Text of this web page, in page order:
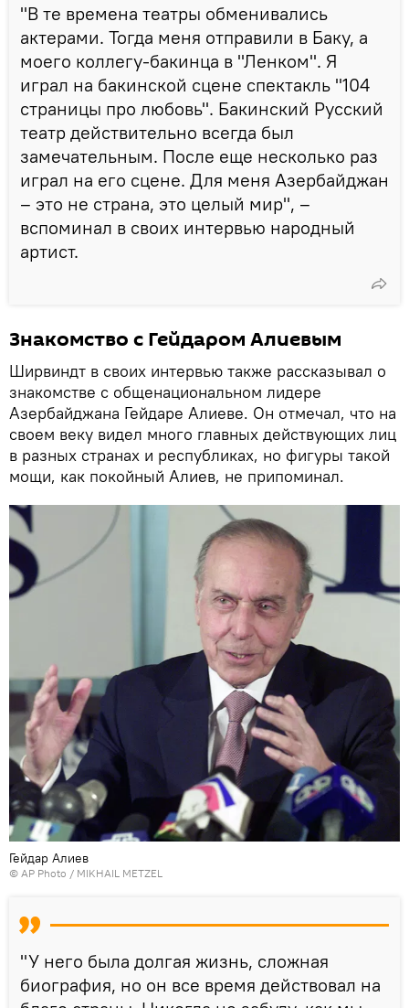
"В те времена театры обменивались
актерами. Тогда меня отправили в Баку, а
моего коллегу-бакинца в "Ленком". Я
играл на бакинской сцене спектакль "104
страницы про любовь". Бакинский Русский
театр действительно всегда был
замечательным. После еще несколько раз
играл на его сцене. Для меня Азербайджан
– это не страна, это целый мир", –
вспоминал в своих интервью народный
артист.
Знакомство с Гейдаром Алиевым
Ширвиндт в своих интервью также рассказывал о
знакомстве с общенациональном лидере
Азербайджана Гейдаре Алиеве. Он отмечал, что на
своем веку видел много главных действующих лиц
в разных странах и республиках, но фигуры такой
мощи, как покойный Алиев, не припоминал.
Гейдар Алиев
© AP Photo / MIKHAIL METZEL
"У него была долгая жизнь, сложная
биография, но он все время действовал на